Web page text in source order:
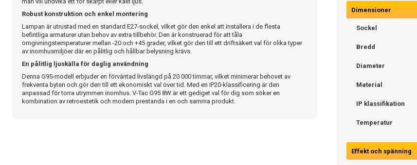
Robust konstruktion och enkel montering
Lampan är utrustad med en standard E27-sockel, vilket gör den enkel att installera i de flesta
befintliga armaturer utan behov av extra tillbehör. Den är konstruerad för att tåla
omgivningstemperaturer mellan -20 och +45 grader, vilket gör den till ett driftsäkert val för olika typer
av inomhusmiljöer där en pålitlig och hållbar belysning krävs.
En pålitlig ljuskälla för daglig användning
Denna G95-modell erbjuder en förväntad livslängd på 20 000 timmar, vilket minimerar behovet av
frekventa byten och gör den till ett ekonomiskt val över tid. Med en IP20-klassificering är den
anpassad för torra utrymmen inomhus. V-Tac G95 8W är ett gediget val för dig som söker en
kombination av retroestetik och modern prestanda i en och samma produkt.
Dimensioner
Sockel
Bredd
Diameter
Material
IP klassifikation
Temperatur
Effekt och spänning